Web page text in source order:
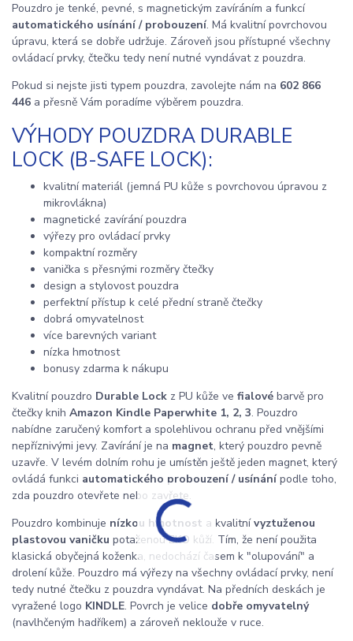
Pouzdro je tenké, pevné, s magnetickým zavíráním a funkcí
automatického usínání / probouzení. Má kvalitní povrchovou
úpravu, která se dobře udržuje. Zároveň jsou přístupné všechny
ovládací prvky, čtečku tedy není nutné vyndávat z pouzdra.
Pokud si nejste jisti typem pouzdra, zavolejte nám na 602 866
446 a přesně Vám poradíme výběrem pouzdra.
VÝHODY POUZDRA DURABLE
LOCK (B-SAFE LOCK):
kvalitní materiál (jemná PU kůže s povrchovou úpravou z
mikrovlákna)
magnetické zavírání pouzdra
výřezy pro ovládací prvky
kompaktní rozměry
vanička s přesnými rozměry čtečky
design a stylovost pouzdra
perfektní přístup k celé přední straně čtečky
dobrá omyvatelnost
více barevných variant
nízka hmotnost
bonusy zdarma k nákupu
Kvalitní pouzdro Durable Lock z PU kůže ve fialové barvě pro
čtečky knih Amazon Kindle Paperwhite 1, 2, 3. Pouzdro
nabídne zaručený komfort a spolehlivou ochranu před vnějšími
nepříznivými jevy. Zavírání je na magnet, který pouzdro pevně
uzavře. V levém dolním rohu je umístěn ještě jeden magnet, který
ovládá funkci automatického probouzení / usínánípodle toho,
zda pouzdro otevřete nebo zavřete.
Pouzdro kombinuje nízkou hmotnost a kvalitnívyztuženou
plastovou vaničku potaženou EKO kůží. Tím, že není použita
klasická obyčejná koženka, nedochází časem k "olupování" a
drolení kůže. Pouzdro má výřezy na všechny ovládací prvky, není
tedy nutné čtečku z pouzdra vyndávat. Na předních deskách je
vyražené logo KINDLE. Povrch je velice dobře omyvatelný
(navlhčeným hadříkem) a zároveň neklouže v ruce.